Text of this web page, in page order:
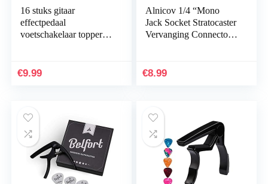
16 stuks gitaar
effectpedaal
voetschakelaar topper
elektrische gitaar
€9.99
Alnicov 1/4 “Mono
Jack Socket Stratocaster
Vervanging Connector
Elektrische 10 Stks
€8.99